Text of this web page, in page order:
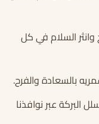
وانثر السلام في كل
بالسعادة والفرح.
البركة عبر نوافذنا